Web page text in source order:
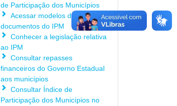
de Participação dos Municípios
Acessar modelos de
documentos do IPM
Conhecer a legislação relativa
ao IPM
Consultar repasses
financeiros do Governo Estadual
aos municípios
Consultar Índice de
Participação dos Municípios no